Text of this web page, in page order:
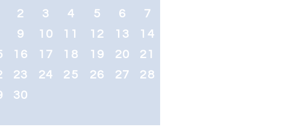
2 3 4 5 6
7
9 10 11 12 13
14
16 17 18 19 20
21
23 24 25 26 27
28
30